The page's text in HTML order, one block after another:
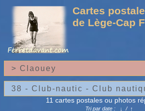
Cartes
de Lège-Cap
11 cartes postales ou photos
Tri par date : ↓ /↑